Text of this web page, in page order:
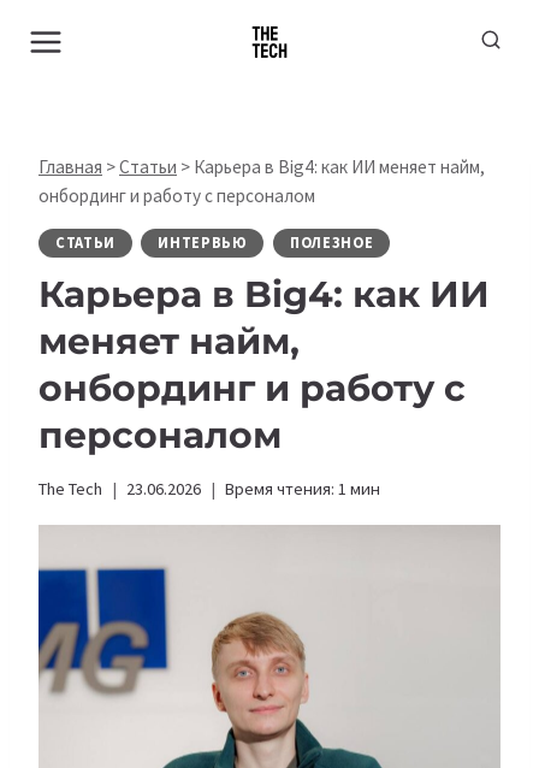
Главная >Статьи > Карьера в Big4: как ИИ меняет найм,
онбординг и работу с персоналом
СТАТЬИ ИНТЕРВЬЮ ПОЛЕЗНОЕ
Карьера в Big4: как ИИ
меняет найм,
онбординг и работу с
персоналом
The Tech 23.06.2026 Время чтения: 1 мин